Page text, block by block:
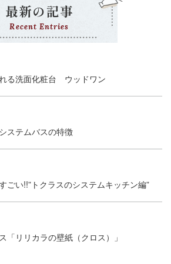
最新の記事
Recent Entries
る洗面化粧台 ウッドワン
ステムバスの特徴
ごい!!”トクラスのシステムキッチン編”
「リリカラの壁紙（クロス）」